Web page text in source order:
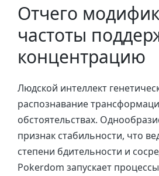
Отчего
частоты
концентрацию
Людской интеллект
распознавание
обстоятельствах.
признак стабильности, что
степени бдительности и
Pokerdom запускает